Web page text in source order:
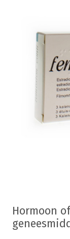
Hormoon